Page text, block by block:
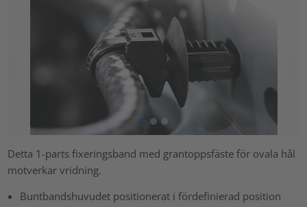
Detta 1-parts fixeringsband med grantoppsfäste för ovala hål
motverkar vridning.
Buntbandshuvudet positionerat i fördefinierad position